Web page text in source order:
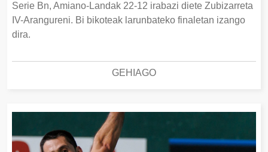
Serie Bn, Amiano-Landak 22-12 irabazi diete Zubizarreta
IV-Arangureni. Bi bikoteak larunbateko finaletan izango
dira.
GEHIAGO